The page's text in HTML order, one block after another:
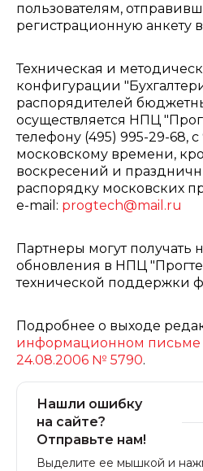
пользователям,
регистрационную анкету
Техническая и
конфигурации
распорядителей
осуществляется НПЦ
телефону (495) 995-29-68, с
московскому времени,
воскресений и
распорядку московских
e-mail: progtech@mail.ru
Партнеры могут получать
обновления в НПЦ
технической поддержки
Подробнее о выходе
информационном письме
24.08.2006 № 5790.
Нашли ошибку
на сайте?
Отправьте нам!
Выделите ее мышкой и